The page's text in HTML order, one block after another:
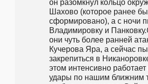
он разомкнул кольцо
Шахово (которое ранее
сформировано), а с ночи
Владимировку и
они чуть более ранней
Кучерова Яра, а сейчас
закрепиться в
этом интенсивно
удары по нашим ближним